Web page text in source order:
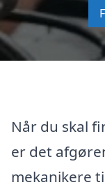
Når du skal
er det
mekanikere